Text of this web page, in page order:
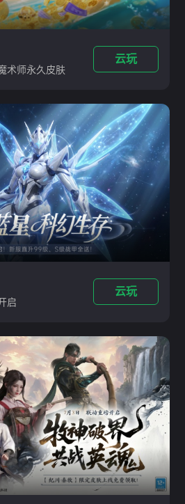
术师永久皮肤
云玩
启
云玩